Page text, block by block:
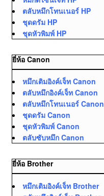
ตลับหมึกโทนเนอร์ HP
ชุดดรัม HP
ชุดหัวพิมพ์ HP
ยี่ห้อ Canon
หมึกเติมอิงค์เจ็ท Canon
ตลับหมึกอิงค์เจ็ท Canon
ตลับหมึกโทนเนอร์ Canon
ชุดดรัม Canon
ชุดหัวพิมพ์ Canon
ตลับซับหมึก Canon
ยี่ห้อ Brother
หมึกเติมอิงค์เจ็ท Brother